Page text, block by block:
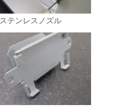
ステンレスノズル